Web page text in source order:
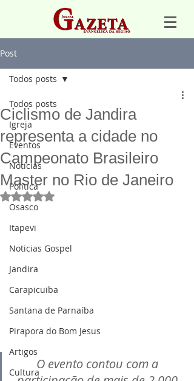
Post
Todos posts
Igreja
Eventos
Notícias
Política
Osasco
Itapevi
Noticias Gospel
Jandira
Carapicuiba
Santana de Parnaíba
Pirapora do Bom Jesus
Artigos
Cultura
Todos posts
Ciclismo de Jandira
representa a cidade no
Campeonato Brasileiro
Master no Rio de Janeiro
Avaliado com NaN de 5 estrelas.
O evento contou com a